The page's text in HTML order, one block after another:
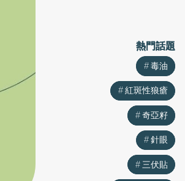
熱門話題
毒油
紅斑性狼瘡
奇亞籽
針眼
三伏貼
熱門話題
毒油
紅斑性狼瘡
奇亞籽
針眼
三伏貼